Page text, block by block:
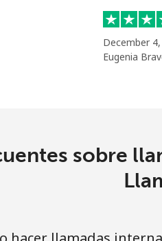
⁦10.5¢⁩
⁦32.9¢⁩
December
Eugenia
sobre